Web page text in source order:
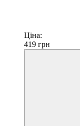
Ціна:
419 грн